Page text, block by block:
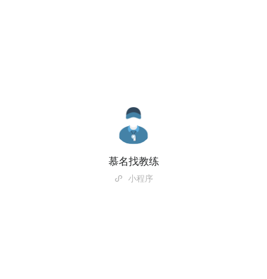
慕名找教练
小程序